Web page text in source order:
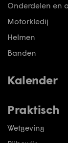
Onderdelen en
Motorkledij
Helmen
Banden
Kalender
Praktisch
Wetgeving